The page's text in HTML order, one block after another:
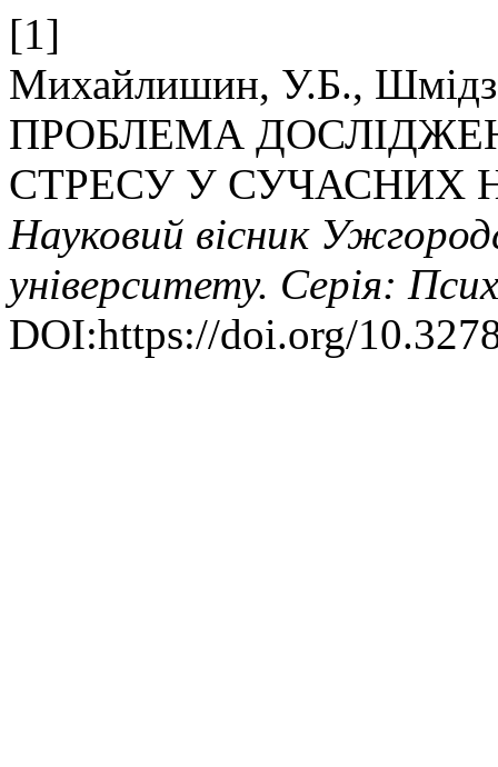
[1]
Михайлишин, У.Б.,
ПРОБЛЕМА
СТРЕСУ У СУЧАСНИХ
Науковий вісник
університету. Серія:
DOI:https://doi.org/